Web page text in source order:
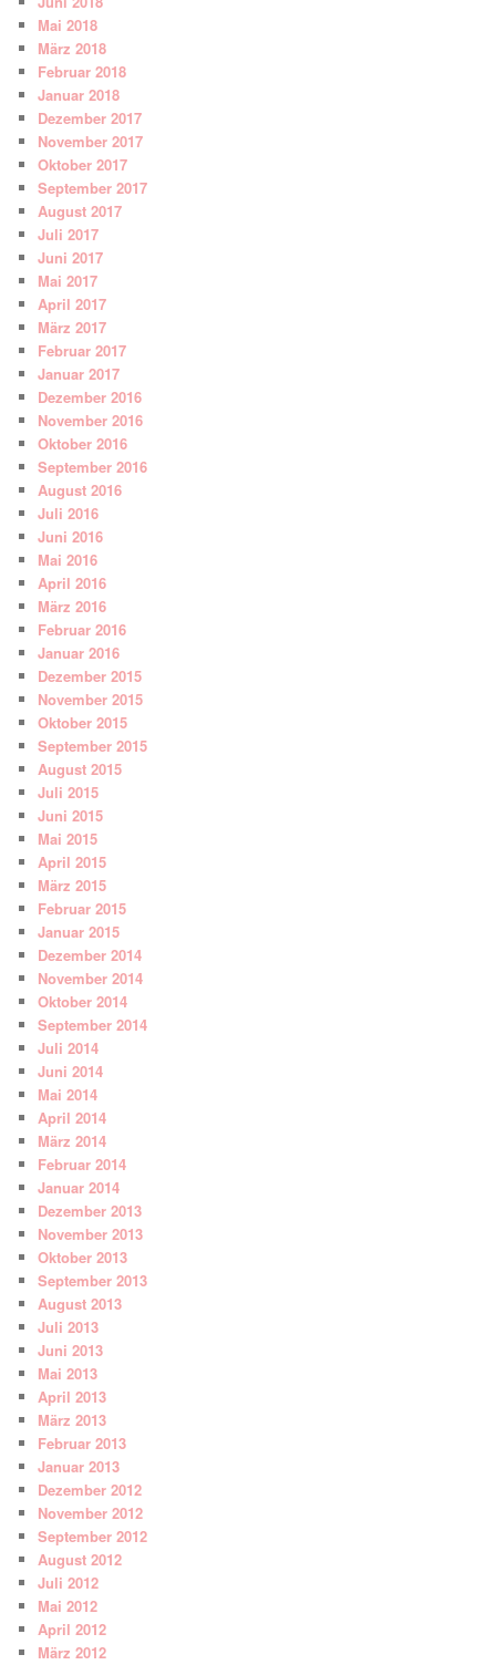
Mai 2018
März 2018
Februar 2018
Januar 2018
Dezember 2017
November 2017
Oktober 2017
September 2017
August 2017
Juli 2017
Juni 2017
Mai 2017
April 2017
März 2017
Februar 2017
Januar 2017
Dezember 2016
November 2016
Oktober 2016
September 2016
August 2016
Juli 2016
Juni 2016
Mai 2016
April 2016
März 2016
Februar 2016
Januar 2016
Dezember 2015
November 2015
Oktober 2015
September 2015
August 2015
Juli 2015
Juni 2015
Mai 2015
April 2015
März 2015
Februar 2015
Januar 2015
Dezember 2014
November 2014
Oktober 2014
September 2014
Juli 2014
Juni 2014
Mai 2014
April 2014
März 2014
Februar 2014
Januar 2014
Dezember 2013
November 2013
Oktober 2013
September 2013
August 2013
Juli 2013
Juni 2013
Mai 2013
April 2013
März 2013
Februar 2013
Januar 2013
Dezember 2012
November 2012
September 2012
August 2012
Juli 2012
Mai 2012
April 2012
März 2012